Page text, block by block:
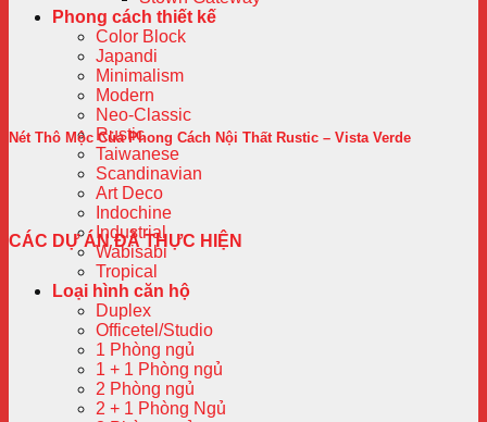
Phong cách thiết kế
Color Block
Japandi
Minimalism
Modern
Neo-Classic
Rustic
Taiwanese
Scandinavian
Art Deco
Indochine
Industrial
Wabisabi
Tropical
Loại hình căn hộ
Duplex
Officetel/Studio
1 Phòng ngủ
1 + 1 Phòng ngủ
2 Phòng ngủ
2 + 1 Phòng Ngủ
Nét Thô Mộc Của Phong Cách Nội Thất Rustic – Vista Verde
CÁC DỰ ÁN ĐÃ THỰC HIỆN